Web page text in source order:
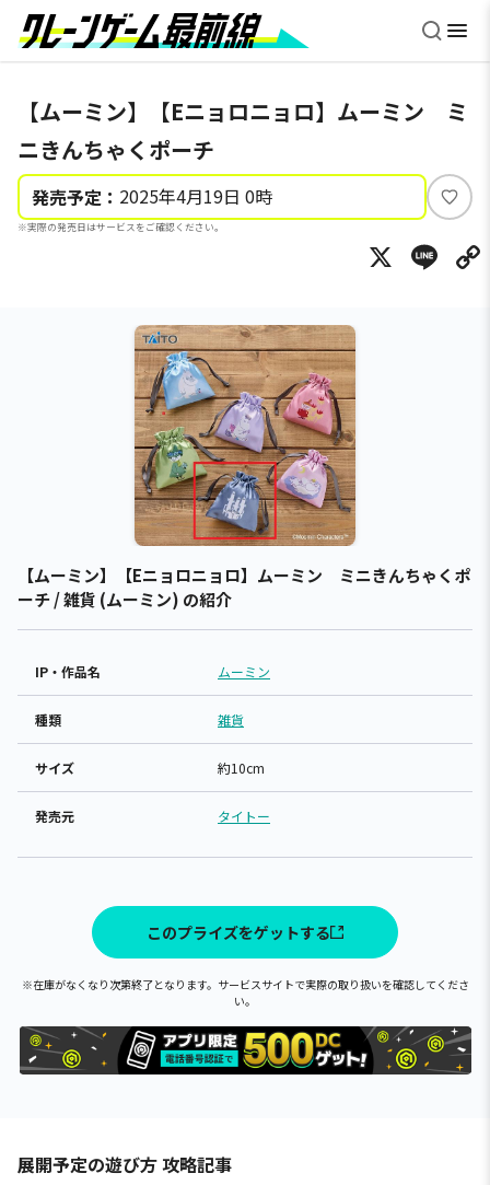
【ムーミン】【Eニョロニョロ】ムーミン ミ
ニきんちゃくポーチ
発売予定： 2025年4月19日 0時
※実際の発売日はサービスをご確認ください。
い
ね
X
【ムーミン】【Eニョロニョロ】ムーミン ミニきんちゃくポ
ーチ / 雑貨 (ムーミン) の紹介
IP・作品名 ムーミン
種類 雑貨
サイズ 約10cm
発売元 タイトー
このプライズをゲットする
※在庫がなくなり次第終了となります。サービスサイトで実際の取り扱いを確認してくださ
い。
展開予定の遊び方 攻略記事